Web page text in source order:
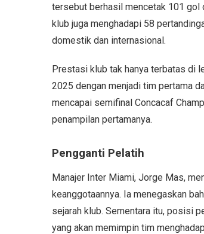
tersebut berhasil mencetak 101 gol
klub juga menghadapi 58
domestik dan internasional.
Prestasi klub tak hanya terbatas di
2025 dengan menjadi tim pertama
mencapai semifinal Concacaf
penampilan pertamanya.
Pengganti Pelatih
Manajer Inter Miami, Jorge Mas,
keanggotaannya. Ia menegaskan
sejarah klub. Sementara itu, posisi
yang akan memimpin tim